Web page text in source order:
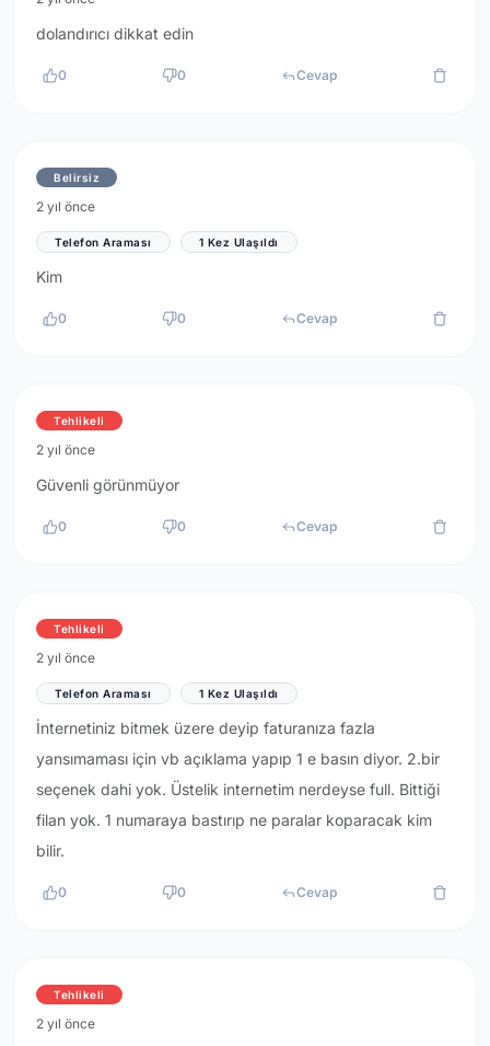
dolandırıcı dikkat edin
0 0 Cevap
Belirsiz
2 yıl önce
Telefon Araması 1 Kez Ulaşıldı
Kim
0 0 Cevap
Tehlikeli
2 yıl önce
Güvenli görünmüyor
0 0 Cevap
Tehlikeli
2 yıl önce
Telefon Araması 1 Kez Ulaşıldı
İnternetiniz bitmek üzere deyip faturanıza fazla
yansımaması için vb açıklama yapıp 1 e basın diyor. 2.bir
seçenek dahi yok. Üstelik internetim nerdeyse full. Bittiği
filan yok. 1 numaraya bastırıp ne paralar koparacak kim
bilir.
0 0 Cevap
Tehlikeli
2 yıl önce